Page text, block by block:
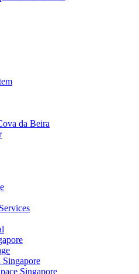
da Beira
Singapore
Singapore